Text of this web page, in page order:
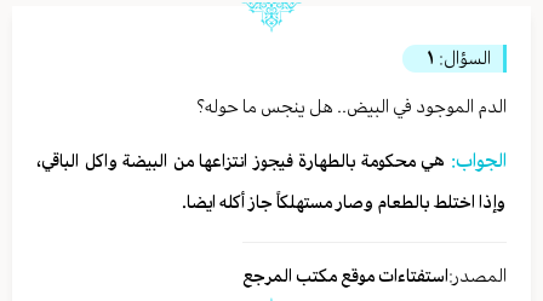
السؤال: ١
الدم الموجود في البيض.. هل ينجس ما حوله؟
الجواب: هي محكومة بالطهارة فيجوز انتزاعها من البيضة واكل الباقي،
وإذا اختلط بالطعام وصار مستهلكاً جاز أكله ايضا.
المصدر:استفتاءات موقع مكتب المرجع